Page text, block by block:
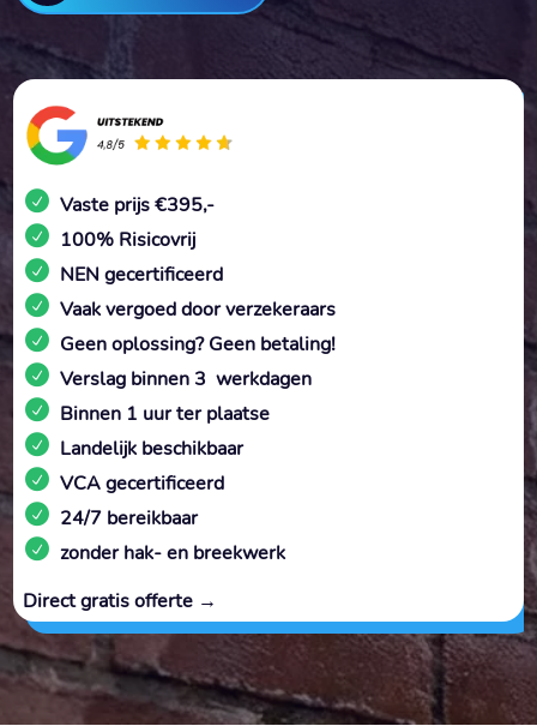
Vaste prijs €395,-
100% Risicovrij
NEN gecertificeerd
Vaak vergoed door verzekeraars
Geen oplossing? Geen betaling!
Verslag binnen 3 werkdagen
Binnen 1 uur ter plaatse
Landelijk beschikbaar
VCA gecertificeerd
24/7 bereikbaar
zonder hak- en breekwerk
Direct gratis offerte →